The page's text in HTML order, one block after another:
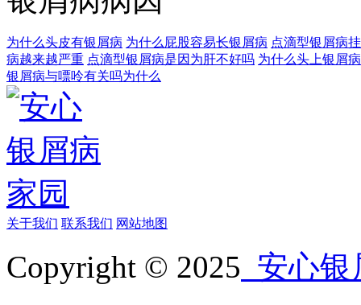
为什么头皮有银屑病 为什么屁股容易长银屑病 点滴型银屑病
病越来越严重 点滴型银屑病是因为肝不好吗 为什么头上银屑
银屑病与嘌呤有关吗为什么
关于我们 联系我们 网站地图
Copyright © 2025 安心银